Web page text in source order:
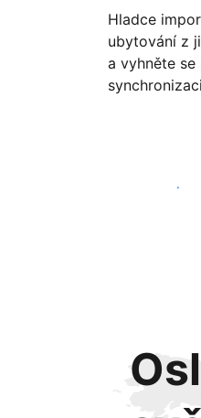
Hladce
ubytování z
a vyhněte
Začít ještě